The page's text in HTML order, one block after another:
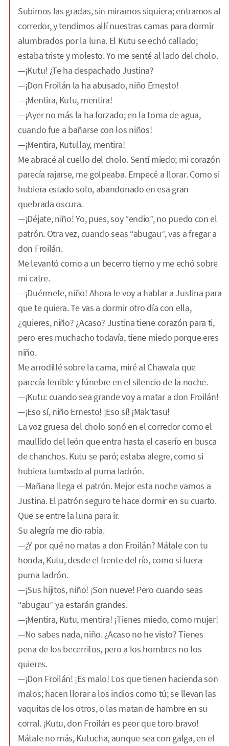
Subimos las gradas, sin mirarnos siquiera; entramos al
corredor, y tendimos allí nuestras camas para dormir
alumbrados por la luna. El Kutu se echó callado;
estaba triste y molesto. Yo me senté al lado del cholo.
—¡Kutu! ¿Te ha despachado Justina?
—¡Don Froilán la ha abusado, niño Ernesto!
—¡Mentira, Kutu, mentira!
—¡Ayer no más la ha forzado; en la toma de agua,
cuando fue a bañarse con los niños!
—¡Mentira, Kutullay, mentira!
Me abracé al cuello del cholo. Sentí miedo; mi corazón
parecía rajarse, me golpeaba. Empecé a llorar. Como si
hubiera estado solo, abandonado en esa gran
quebrada oscura.
—¡Déjate, niño! Yo, pues, soy “endio”, no puedo con el
patrón. Otra vez, cuando seas “abugau”, vas a fregar a
don Froilán.
Me levantó como a un becerro tierno y me echó sobre
mi catre.
—¡Duérmete, niño! Ahora le voy a hablar a Justina para
que te quiera. Te vas a dormir otro día con ella,
¿quieres, niño? ¿Acaso? Justina tiene corazón para ti,
pero eres muchacho todavía, tiene miedo porque eres
niño.
Me arrodillé sobre la cama, miré al Chawala que
parecía terrible y fúnebre en el silencio de la noche.
—¡Kutu: cuando sea grande voy a matar a don Froilán!
—¡Eso sí, niño Ernesto! ¡Eso sí! ¡Mak’tasu!
La voz gruesa del cholo sonó en el corredor como el
maullido del león que entra hasta el caserío en busca
de chanchos. Kutu se paró; estaba alegre, como si
hubiera tumbado al puma ladrón.
—Mañana llega el patrón. Mejor esta noche vamos a
Justina. El patrón seguro te hace dormir en su cuarto.
Que se entre la luna para ir.
Su alegría me dio rabia.
—¿Y por qué no matas a don Froilán? Mátale con tu
honda, Kutu, desde el frente del río, como si fuera
puma ladrón.
—¡Sus hijitos, niño! ¡Son nueve! Pero cuando seas
“abugau” ya estarán grandes.
—¡Mentira, Kutu, mentira! ¡Tienes miedo, como mujer!
—No sabes nada, niño. ¿Acaso no he visto? Tienes
pena de los becerritos, pero a los hombres no los
quieres.
—¡Don Froilán! ¡Es malo! Los que tienen hacienda son
malos; hacen llorar a los indios como tú; se llevan las
vaquitas de los otros, o las matan de hambre en su
corral. ¡Kutu, don Froilán es peor que toro bravo!
Mátale no más, Kutucha, aunque sea con galga, en el